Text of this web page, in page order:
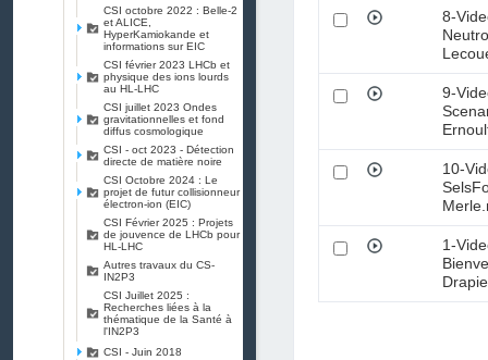
CSI octobre 2022 : Belle-2
et ALICE,
HyperKamiokande et
informations sur EIC
CSI février 2023 LHCb et
physique des ions lourds
au HL-LHC
CSI juillet 2023 Ondes
gravitationnelles et fond
diffus cosmologique
CSI - oct 2023 - Détection
directe de matière noire
CSI Octobre 2024 : Le
projet de futur collisionneur
électron-ion (EIC)
CSI Février 2025 : Projets
de jouvence de LHCb pour
HL-LHC
Autres travaux du CS-
IN2P3
CSI Juillet 2025 :
Recherches liées à la
thématique de la Santé à
l'IN2P3
CSI - Juin 2018
8-
9-
10-
1-